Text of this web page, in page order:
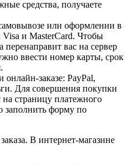
средства, получаете
или оформлении в
Visa и MasterCard. Чтобы
перенаправит вас на сервер
ввести номер карты, срок
заказе: PayPal,
Для совершения покупки
на страницу платежного
заполнить форму по
В интернет-магазине